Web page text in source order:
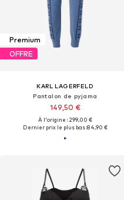
Premium
OFFRE
KARL LAGERFELD
Pantalon de pyjama
149,50 €
À l'origine : 299,00 €
Dernier prix le plus bas :84,90 €